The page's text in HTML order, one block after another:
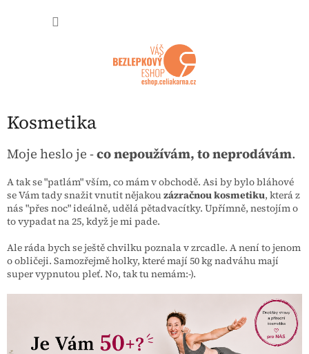
Kosmetika
Moje heslo je -co nepoužívám, to neprodávám.
A tak se "patlám" vším, co mám v obchodě. Asi by bylo bláhové
se Vám tady snažit vnutit nějakouzázračnou kosmetiku, která z
nás "přes noc" ideálně, udělá pětadvacítky. Upřímně, nestojím o
to vypadat na 25, když je mi pade.
Ale ráda bych se ještě chvilku poznala v zrcadle. A není to jenom
o obličeji. Samozřejmě holky, které mají 50 kg nadváhu mají
super vypnutou pleť. No, tak tu nemám:-).